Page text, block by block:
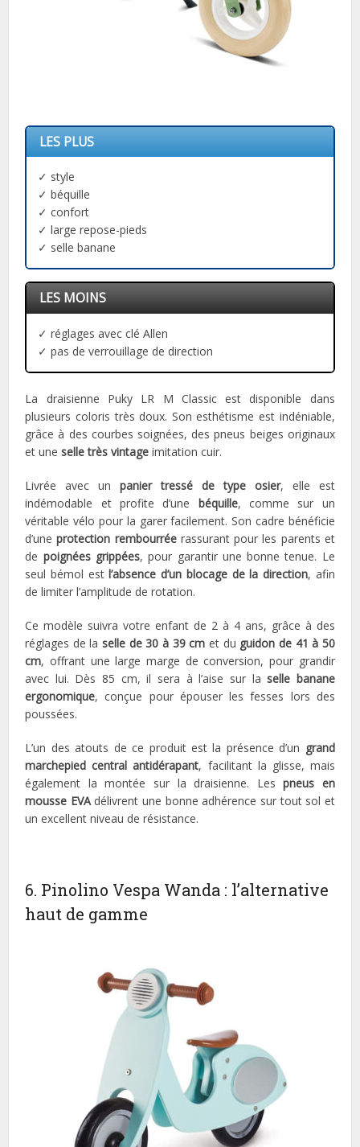
LES PLUS
✓ style
✓ béquille
✓ confort
✓ large repose-pieds
✓ selle banane
LES MOINS
✓ réglages avec clé Allen
✓ pas de verrouillage de direction
La draisienne Puky LR M Classic est disponible dans
plusieurs coloris très doux. Son esthétisme est indéniable,
grâce à des courbes soignées, des pneus beiges originaux
et uneselle très vintage imitation cuir.
Livrée avec unpanier tressé de type osier, elle est
indémodable et profite d’une béquille, comme sur un
véritable vélo pour la garer facilement. Son cadre bénéficie
d’uneprotection rembourréerassurant pour les parents et
de poignées grippées, pour garantir une bonne tenue. Le
seul bémol estl’absence d’un blocage de la direction, afin
de limiter l’amplitude de rotation.
Ce modèle suivra votre enfant de 2 à 4 ans, grâce à des
réglages de laselle de 30 à 39 cm et du guidon de 41 à 50
cm, offrant une large marge de conversion, pour grandir
avec lui. Dès 85 cm, il sera à l’aise sur laselle banane
ergonomique, conçue pour épouser les fesses lors des
poussées.
L’un des atouts de ce produit est la présence d’un grand
marchepied central antidérapant, facilitant la glisse, mais
également la montée sur la draisienne. Lespneus en
mousse EVAdélivrent une bonne adhérence sur tout sol et
un excellent niveau de résistance.
6. Pinolino Vespa Wanda : l’alternative
haut de gamme